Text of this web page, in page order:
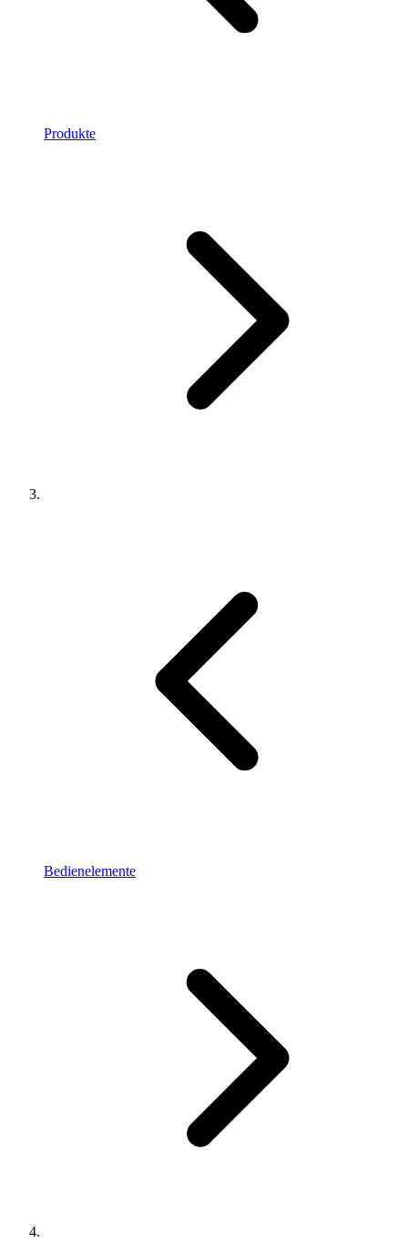
Produkte
Bedienelemente